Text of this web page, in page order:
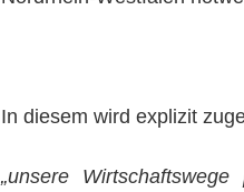
In diesem wird explizit
„unsere